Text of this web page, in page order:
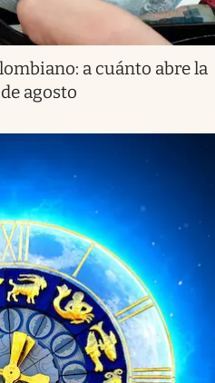
a cuánto abre la
agosto